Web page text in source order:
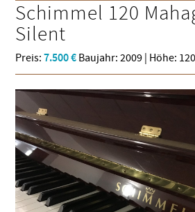
Schimmel 120
Silent
Preis:7.500 € Baujahr: 2009 | Höhe: